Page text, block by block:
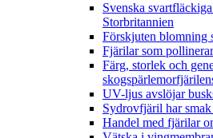
Svenska
Storbritannien
Förskjuten blomning
Fjärilar som
Färg, storlek och
UV-ljus avslöjar
Sydrovfjäril har
Handel med fjärilar